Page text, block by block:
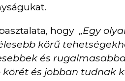
hogy „Egy
körű
és
körét és jobban